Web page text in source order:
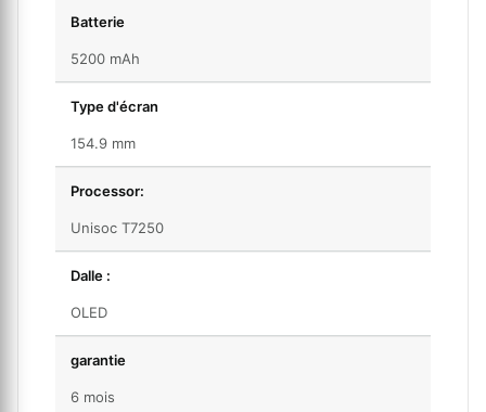
Batterie
5200 mAh
Type d'écran
154.9 mm
Processor:
Unisoc T7250
Dalle :
OLED
garantie
6 mois